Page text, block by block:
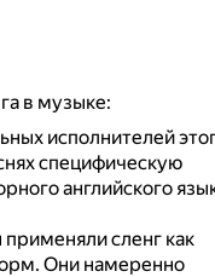
в музыке:
исполнителей
специфическую
английского
сленг как
Они намеренно